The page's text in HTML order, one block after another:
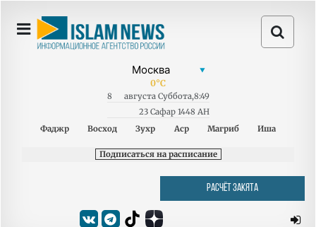
0°C
8 августа Суббота,8:49
23 Сафар 1448 AH
Фаджр
Восход Зухр Аср Магриб Иша
Подписаться на расписание
РАСЧЁТ ЗАКЯТА